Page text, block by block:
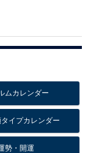
ムカレンダー
イプカレンダー
勢・開運